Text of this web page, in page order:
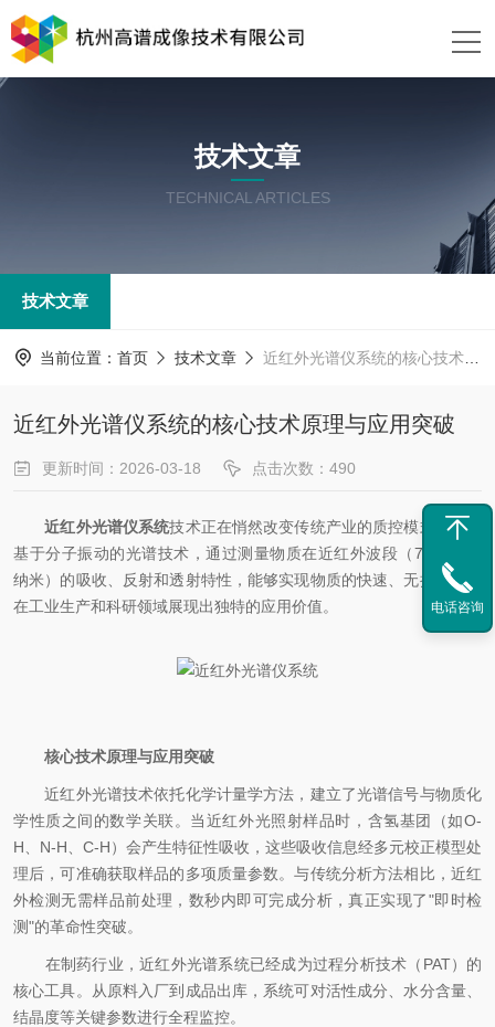
技术文章
TECHNICAL ARTICLES
技术文章
当前位置： 首页 技术文章 近红外光谱仪系统的核心技术原理与应用突破
近红外光谱仪系统的核心技术原理与应用突破
更新时间：2026-03-18 点击次数：490
近红外光谱仪系统技术正在悄然改变传统产业的质控模式。这种
基于分子振动的光谱技术，通过测量物质在近红外波段（780-2526
纳米）的吸收、反射和透射特性，能够实现物质的快速、无损检测，
在工业生产和科研领域展现出独特的应用价值。
核心技术原理与应用突破
近红外光谱技术依托化学计量学方法，建立了光谱信号与物质化
学性质之间的数学关联。当近红外光照射样品时，含氢基团（如O-
H、N-H、C-H）会产生特征性吸收，这些吸收信息经多元校正模型处
理后，可准确获取样品的多项质量参数。与传统分析方法相比，近红
外检测无需样品前处理，数秒内即可完成分析，真正实现了"即时检
测"的革命性突破。
在制药行业，近红外光谱系统已经成为过程分析技术（PAT）的
核心工具。从原料入厂到成品出库，系统可对活性成分、水分含量、
结晶度等关键参数进行全程监控。
电话咨询